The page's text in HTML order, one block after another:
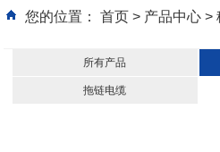
您的位置：首页 > 产品中心 >
所有产品
拖链电缆